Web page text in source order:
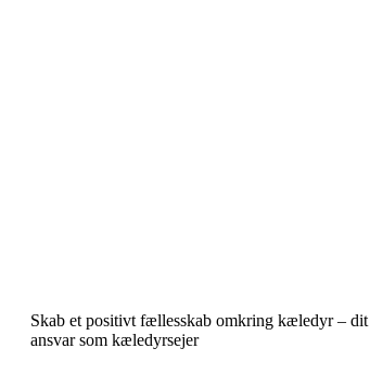
Skab et positivt fællesskab omkring kæledyr – dit
ansvar som kæledyrsejer